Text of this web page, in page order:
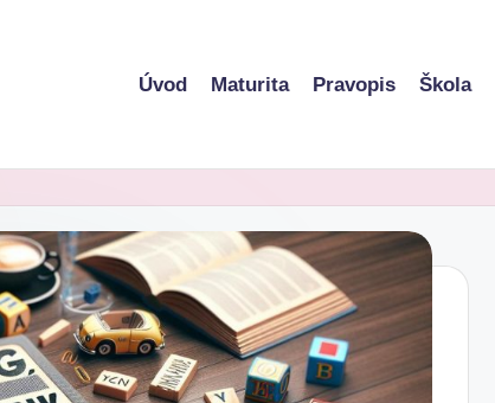
Úvod Maturita Pravopis Škola